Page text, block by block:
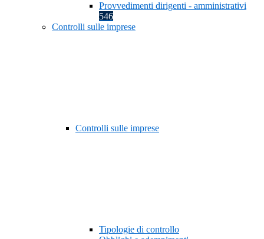
Provvedimenti dirigenti - amministrativi
546
Controlli sulle imprese
Controlli sulle imprese
Tipologie di controllo